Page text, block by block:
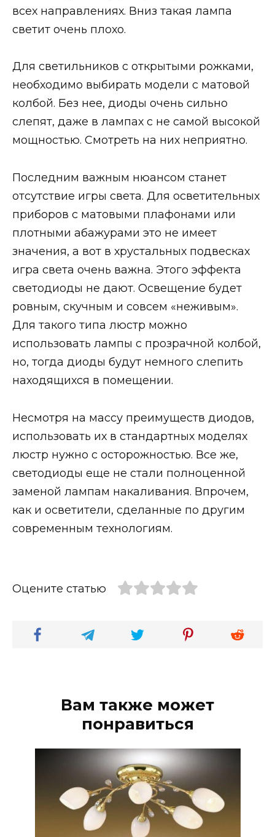
всех направлениях. Вниз такая лампа
светит очень плохо.
Для светильников с открытыми рожками,
необходимо выбирать модели с матовой
колбой. Без нее, диоды очень сильно
слепят, даже в лампах с не самой высокой
мощностью. Смотреть на них неприятно.
Последним важным нюансом станет
отсутствие игры света. Для осветительных
приборов с матовыми плафонами или
плотными абажурами это не имеет
значения, а вот в хрустальных подвесках
игра света очень важна. Этого эффекта
светодиоды не дают. Освещение будет
ровным, скучным и совсем «неживым».
Для такого типа люстр можно
использовать лампы с прозрачной колбой,
но, тогда диоды будут немного слепить
находящихся в помещении.
Несмотря на массу преимуществ диодов,
использовать их в стандартных моделях
люстр нужно с осторожностью. Все же,
светодиоды еще не стали полноценной
заменой лампам накаливания. Впрочем,
как и осветители, сделанные по другим
современным технологиям.
Оцените статью
Вам также может
понравиться